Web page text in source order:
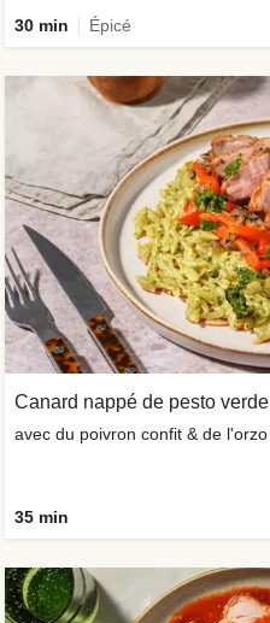
30 min Épicé
Canard nappé de pesto verde
avec du poivron confit & de l'orzo
35 min